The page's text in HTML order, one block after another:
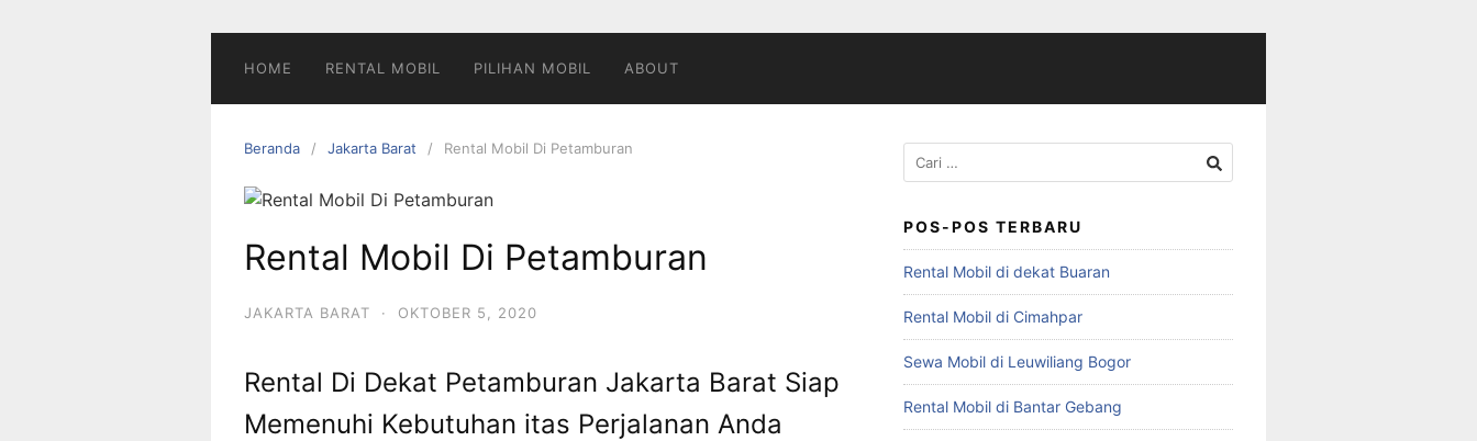
HOME RENTAL MOBIL PILIHAN MOBIL ABOUT
Beranda Jakarta Barat Rental Mobil Di Petamburan
Rental Mobil Di Petamburan
JAKARTA BARAT · OKTOBER 5, 2020
Rental Di Dekat Petamburan Jakarta Barat Siap
Memenuhi Kebutuhan itas Perjalanan Anda
Cari
untuk:
POS-POS TERBARU
Rental Mobil di dekat Buaran
Rental Mobil di Cimahpar
Sewa Mobil di Leuwiliang Bogor
Rental Mobil di Bantar Gebang